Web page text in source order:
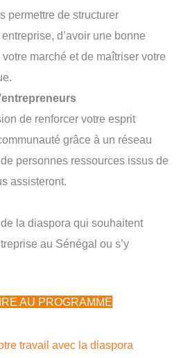
permettre de structurer
d’avoir une bonne
marché et de maîtriser votre
de renforcer votre esprit
grâce à un réseau
personnes ressources issus de
assisteront.
la diaspora qui souhaitent
au Sénégal ou s’y
AU PROGRAMME
travail avec la diaspora